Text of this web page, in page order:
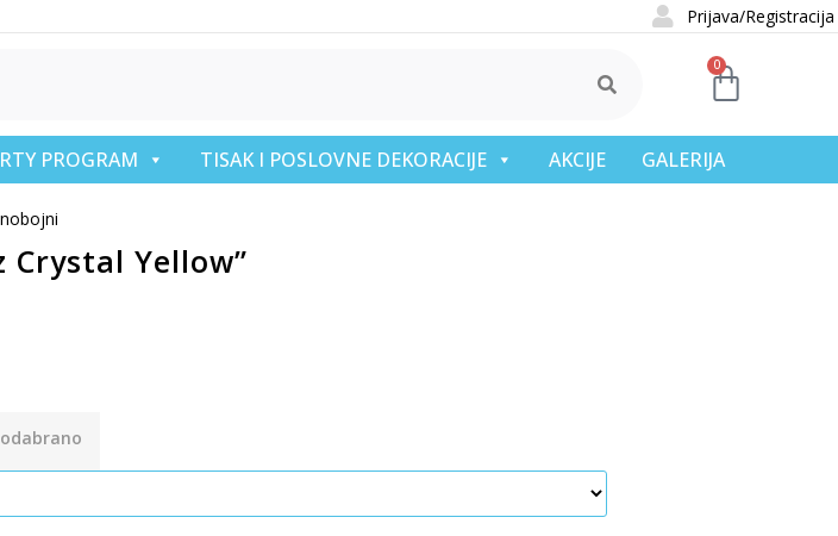
Prijava/Registracija
0
PROGRAM TISAK I POSLOVNE DEKORACIJE AKCIJE GALERIJA
Crystal Yellow”